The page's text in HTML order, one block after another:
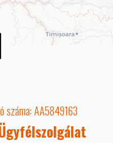
száma: AA5849163